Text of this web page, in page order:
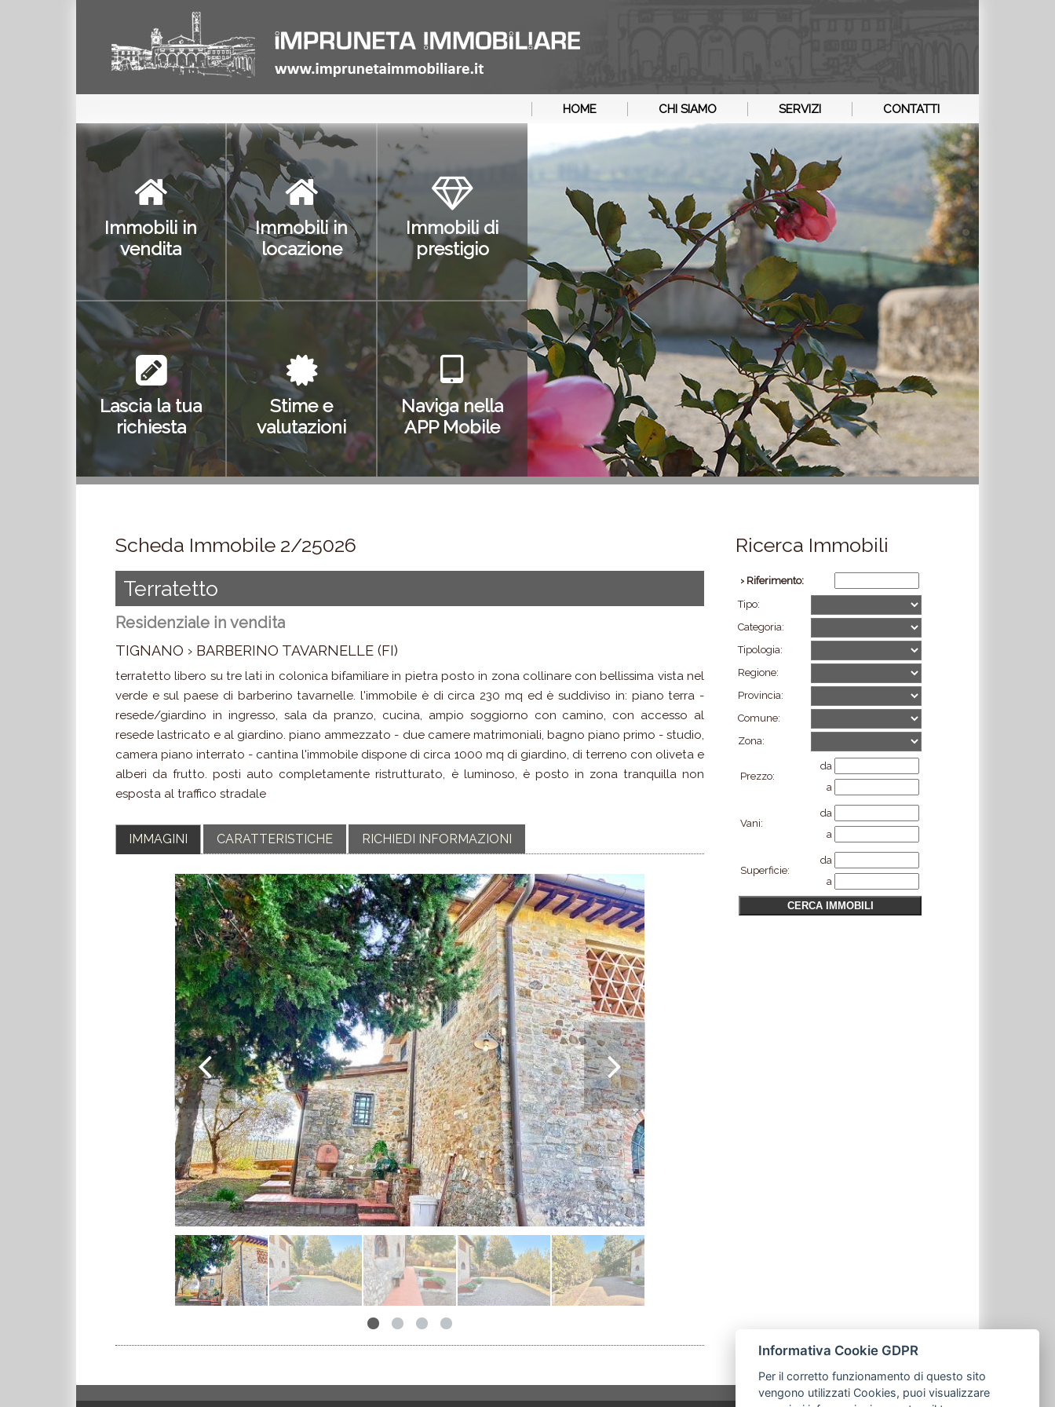
CONTATTI
SERVIZI
CHI SIAMO
HOME
Immobili in
vendita
Immobili in
locazione
Immobili di
prestigio
Lascia la tua
richiesta
Stime e
valutazioni
Naviga nella
APP Mobile
Ricerca Immobili
› Riferimento:
Tipo:
Categoria:
Tipologia:
Regione:
Provincia:
Comune:
Zona:
Prezzo:
da
a
Vani:
da
a
Superficie:
da
a
Scheda Immobile 2/25026
Terratetto
Residenziale in vendita
TIGNANO › BARBERINO TAVARNELLE (FI)
terratetto libero su tre lati in colonica bifamiliare in pietra posto in zona collinare con bellissima vista nel
verde e sul paese di barberino tavarnelle. l'immobile è di circa 230 mq ed è suddiviso in: piano terra -
resede/giardino in ingresso, sala da pranzo, cucina, ampio soggiorno con camino, con accesso al
resede lastricato e al giardino. piano ammezzato - due camere matrimoniali, bagno piano primo - studio,
camera piano interrato - cantina l'immobile dispone di circa 1000 mq di giardino, di terreno con oliveta e
alberi da frutto. posti auto completamente ristrutturato, è luminoso, è posto in zona tranquilla non
esposta al traffico stradale
IMMAGINI CARATTERISTICHE RICHIEDI INFORMAZIONI
Informativa Cookie GDPR
Per il corretto funzionamento di questo sito
vengono utilizzati Cookies, puoi visualizzare